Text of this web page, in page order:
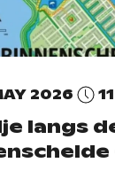
2026
langs